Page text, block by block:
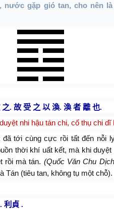
gặp gió tan, cho nên là
之. 故 受 之 以 渙. 渙 者 離 也.
nhi hậu tán chi, cố thụ chi dĩ
tới cùng cực rồi tất đến nỗi
thời khí uất kết, mà khi
rồi mà tán. (Quốc Văn Chu
Tán (tiêu tan, không tụ một chỗ).
. 利貞 .